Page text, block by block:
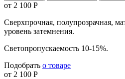
от 2 100 Р
Cверхпрочная, полупрозрачная,
уровень затемнения.
Светопропускаемость 10-15%.
Подобрать о товаре
от 2 100 Р